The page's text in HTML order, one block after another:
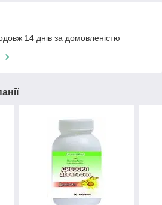
14 днів за домовленістю